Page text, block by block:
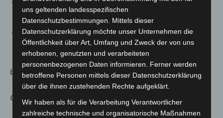
„Guter Dämon BES Schutzgott der Ägypter“ (bis 11.
April)
„Prunk! August der Starke und das Porzellan“ (bis 14.
November)
b. Digital:
Online-Führungen
uns geltenden landesspezifischen
Datenschutzbestimmungen. Mittels dieser
Datenschutzerklärung möchte unser Unternehmen die
Öffentlichkeit über Art, Umfang und Zweck der von uns
erhobenen, genutzten und verarbeiteten
personenbezogenen Daten informieren. Ferner werden
betroffene Personen mittels dieser Datenschutzerklärung
über die ihnen zustehenden Rechte aufgeklärt.
Wir haben als für die Verarbeitung Verantwortlicher
zahlreiche technische und organisatorische Maßnahmen